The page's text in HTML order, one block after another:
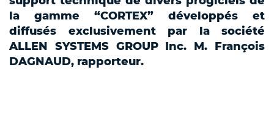
la gamme “CORTEX” développés et
diffusés exclusivement par la société
ALLEN SYSTEMS GROUP Inc. M. François
DAGNAUD, rapporteur.